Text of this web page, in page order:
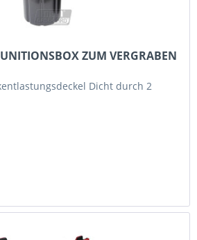
ZUM VERGRABEN
Dicht durch 2